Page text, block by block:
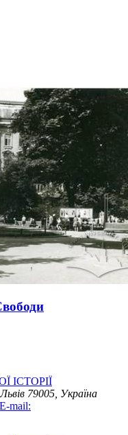
ІСТОРІЇ
Львів 79005, Україна
E-mail: